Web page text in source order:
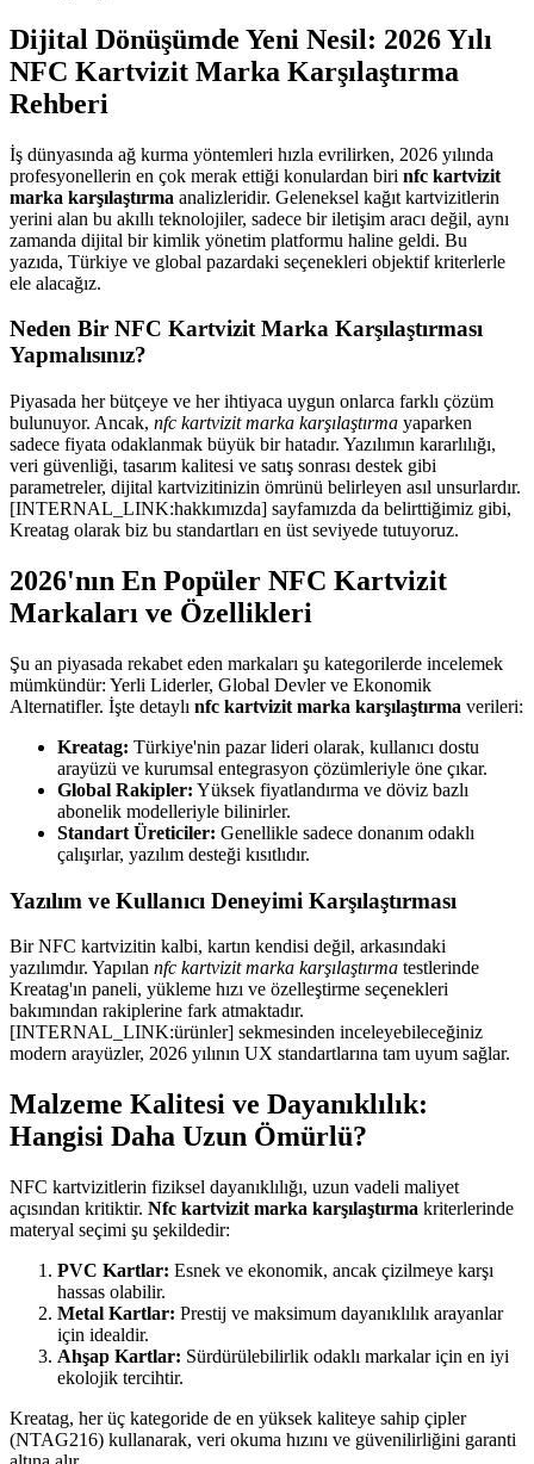
Dijital Dönüşümde Yeni Nesil: 2026 Yılı
NFC Kartvizit Marka Karşılaştırma
Rehberi
İş dünyasında ağ kurma yöntemleri hızla evrilirken, 2026 yılında
profesyonellerin en çok merak ettiği konulardan biri nfc kartvizit
marka karşılaştırma analizleridir. Geleneksel kağıt kartvizitlerin
yerini alan bu akıllı teknolojiler, sadece bir iletişim aracı değil, aynı
zamanda dijital bir kimlik yönetim platformu haline geldi. Bu
yazıda, Türkiye ve global pazardaki seçenekleri objektif kriterlerle
ele alacağız.
Neden Bir NFC Kartvizit Marka Karşılaştırması
Yapmalısınız?
Piyasada her bütçeye ve her ihtiyaca uygun onlarca farklı çözüm
bulunuyor. Ancak, nfc kartvizit marka karşılaştırma yaparken
sadece fiyata odaklanmak büyük bir hatadır. Yazılımın kararlılığı,
veri güvenliği, tasarım kalitesi ve satış sonrası destek gibi
parametreler, dijital kartvizitinizin ömrünü belirleyen asıl unsurlardır.
[INTERNAL_LINK:hakkımızda] sayfamızda da belirttiğimiz gibi,
Kreatag olarak biz bu standartları en üst seviyede tutuyoruz.
2026'nın En Popüler NFC Kartvizit
Markaları ve Özellikleri
Şu an piyasada rekabet eden markaları şu kategorilerde incelemek
mümkündür: Yerli Liderler, Global Devler ve Ekonomik
Alternatifler. İşte detaylı nfc kartvizit marka karşılaştırma verileri:
Kreatag: Türkiye'nin pazar lideri olarak, kullanıcı dostu
arayüzü ve kurumsal entegrasyon çözümleriyle öne çıkar.
Global Rakipler: Yüksek fiyatlandırma ve döviz bazlı
abonelik modelleriyle bilinirler.
Standart Üreticiler: Genellikle sadece donanım odaklı
çalışırlar, yazılım desteği kısıtlıdır.
Yazılım ve Kullanıcı Deneyimi Karşılaştırması
Bir NFC kartvizitin kalbi, kartın kendisi değil, arkasındaki
yazılımdır. Yapılan nfc kartvizit marka karşılaştırma testlerinde
Kreatag'ın paneli, yükleme hızı ve özelleştirme seçenekleri
bakımından rakiplerine fark atmaktadır.
[INTERNAL_LINK:ürünler] sekmesinden inceleyebileceğiniz
modern arayüzler, 2026 yılının UX standartlarına tam uyum sağlar.
Malzeme Kalitesi ve Dayanıklılık:
Hangisi Daha Uzun Ömürlü?
NFC kartvizitlerin fiziksel dayanıklılığı, uzun vadeli maliyet
açısından kritiktir. Nfc kartvizit marka karşılaştırma kriterlerinde
materyal seçimi şu şekildedir:
PVC Kartlar: Esnek ve ekonomik, ancak çizilmeye karşı
hassas olabilir.
Metal Kartlar: Prestij ve maksimum dayanıklılık arayanlar
için idealdir.
Ahşap Kartlar: Sürdürülebilirlik odaklı markalar için en iyi
ekolojik tercihtir.
Kreatag, her üç kategoride de en yüksek kaliteye sahip çipler
(NTAG216) kullanarak, veri okuma hızını ve güvenilirliğini garanti